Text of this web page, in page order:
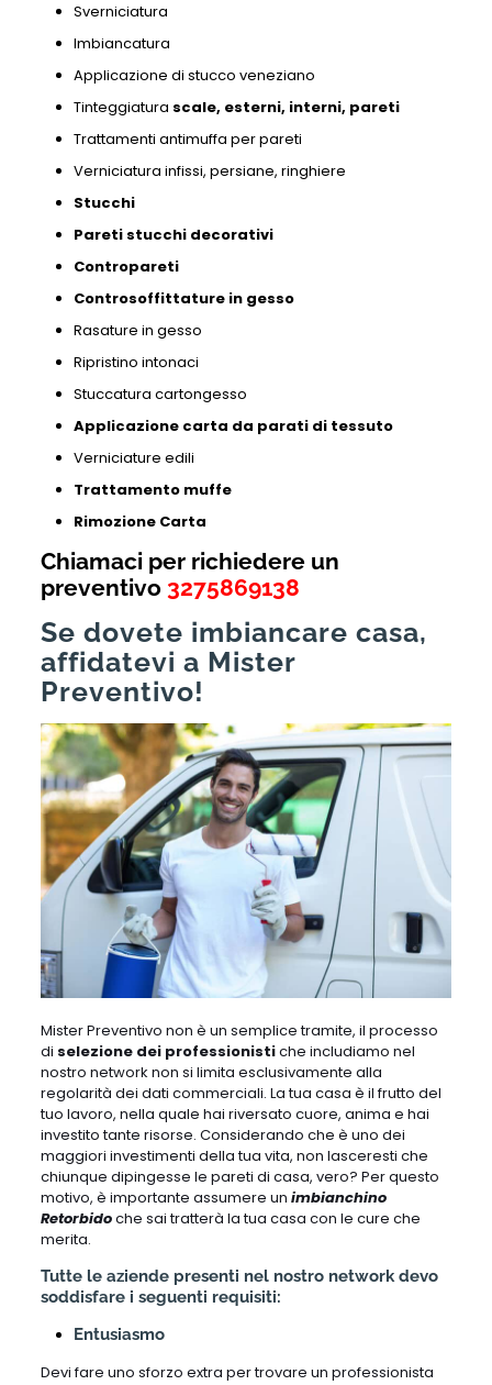
Sverniciatura
Imbiancatura
Applicazione di stucco veneziano
Tinteggiatura scale, esterni, interni, pareti
Trattamenti antimuffa per pareti
Verniciatura infissi, persiane, ringhiere
Stucchi
Pareti stucchi decorativi
Contropareti
Controsoffittature in gesso
Rasature in gesso
Ripristino intonaci
Stuccatura cartongesso
Applicazione carta da parati di tessuto
Verniciature edili
Trattamento muffe
Rimozione Carta
Chiamaci per richiedere un
preventivo 3275869138
Se dovete imbiancare casa,
affidatevi a Mister
Preventivo!
Mister Preventivo non è un semplice tramite, il processo
di selezione dei professionistiche includiamo nel
nostro network non si limita esclusivamente alla
regolarità dei dati commerciali. La tua casa è il frutto del
tuo lavoro, nella quale hai riversato cuore, anima e hai
investito tante risorse. Considerando che è uno dei
maggiori investimenti della tua vita, non lasceresti che
chiunque dipingesse le pareti di casa, vero? Per questo
motivo, è importante assumere un imbianchino
Retorbidoche sai tratterà la tua casa con le cure che
merita.
Tutte le aziende presenti nel nostro network devo
soddisfare i seguenti requisiti:
Entusiasmo
Devi fare uno sforzo extra per trovare un professionista